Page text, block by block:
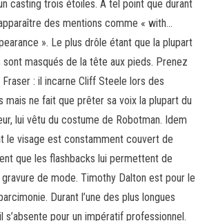
casting trois étoiles. À tel point que durant
des mentions comme « with…
». Le plus drôle étant que la plupart
masqués de la tête aux pieds. Prenez
: il incarne Cliff Steele lors des
mais ne fait que prêter sa voix la plupart du
lui vêtu du costume de Robotman. Idem
le visage est constamment couvert de
que les flashbacks lui permettent de
de mode. Timothy Dalton est pour le
Durant l’une des plus longues
s’absente pour un impératif professionnel.